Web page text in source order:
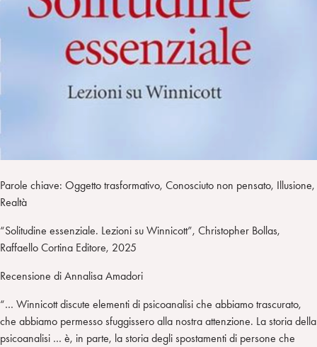
i
n
t
Parole chiave: Oggetto trasformativo, Conosciuto non pensato, Illusione,
Realtà
“Solitudine essenziale. Lezioni su Winnicott”, Christopher Bollas,
Raffaello Cortina Editore, 2025
Recensione di Annalisa Amadori
“… Winnicott discute elementi di psicoanalisi che abbiamo trascurato,
che abbiamo permesso sfuggissero alla nostra attenzione. La storia della
psicoanalisi … è, in parte, la storia degli spostamenti di persone che